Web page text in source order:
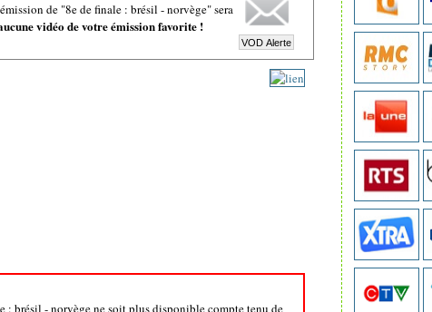
de "8e de finale : brésil - norvège" sera
vidéo de votre émission favorite !
: brésil - norvège ne soit plus disponible compte tenu de